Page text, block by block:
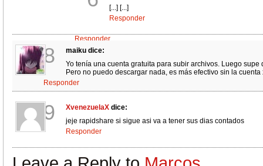
Ciertamente me paso lo mismo.
la pregunta en cuestion seria; Como Remediarlo?
Por que ahora no puedo descargar nada de rapid
Responder
[...] [...]
Responder
8 maiku dice:
Yo tenía una cuenta gratuita para subir archivos. Luego
Pero no puedo descargar nada, es más efectivo sin la cuenta
Responder
9 XvenezuelaX dice:
jeje rapidshare si sigue asi va a tener sus dias contados
Responder